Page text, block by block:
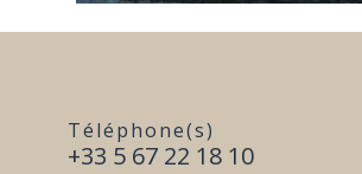
Téléphone(s)
+33 5 67 22 18 10